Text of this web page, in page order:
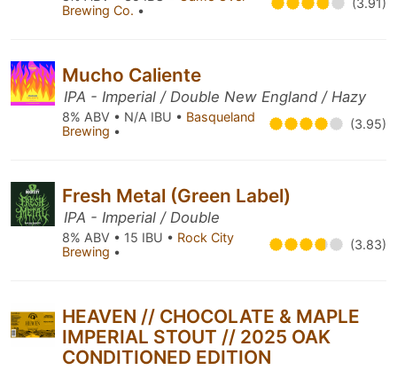
Brewing Co. • (3.91)
Mucho Caliente
IPA - Imperial / Double New England / Hazy
8% ABV • N/A IBU • Basqueland
Brewing • (3.95)
Fresh Metal (Green Label)
IPA - Imperial / Double
8% ABV • 15 IBU • Rock City
Brewing • (3.83)
HEAVEN // CHOCOLATE & MAPLE
IMPERIAL STOUT // 2025 OAK
CONDITIONED EDITION